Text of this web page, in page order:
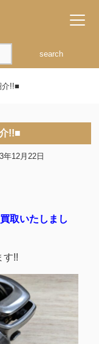
search
介!!■
!!■
年12月22日
取いたしまし
す!!